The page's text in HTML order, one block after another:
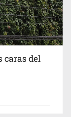
en Six
caras del